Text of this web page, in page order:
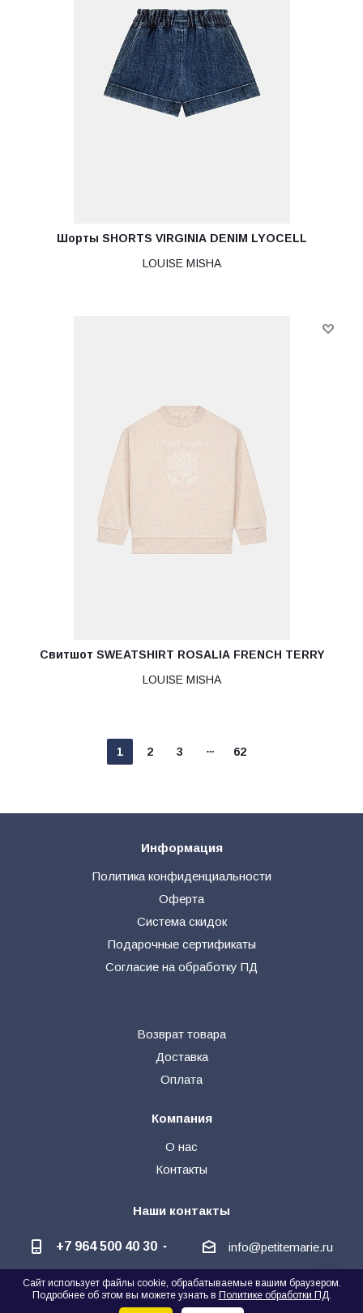
🗨
Шорты SHORTS VIRGINIA DENIM LYOCELL
LOUISE MISHA
Свитшот SWEATSHIRT ROSALIA FRENCH TERRY
LOUISE MISHA
1 2 3 62
Информация
Политика конфиденциальности
Оферта
Система скидок
Подарочные сертификаты
Согласие на обработку ПД
Возврат товара
Доставка
Оплата
Компания
О нас
Контакты
Наши контакты
+7 964 500 40 30 info@petitemarie.ru
@petite_kids +7 964 500 40 30
Сайт использует файлы cookie, обрабатываемые вашим браузером.
Подробнее об этом вы можете узнать в Политике обработки ПД.